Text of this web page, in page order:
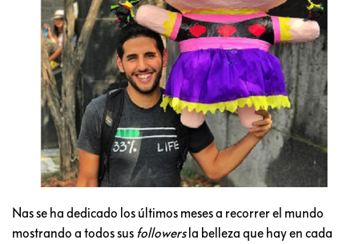
Nas se ha dedicado los últimos meses a recorrer el mundo
mostrando a todos sus followersla belleza que hay en cada